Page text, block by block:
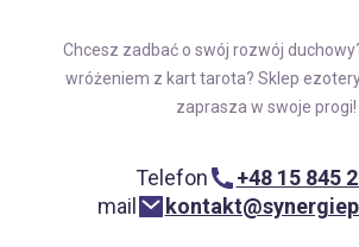
Chcesz zadbać o swój rozwój
wróżeniem z kart tarota? Sklep
zaprasza w swoje progi!
Telefon
+48 15 845
mail